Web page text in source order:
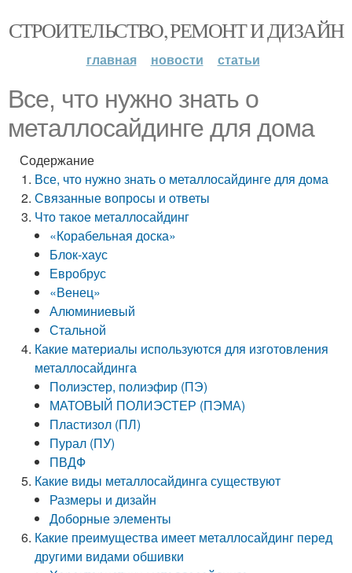
СТРОИТЕЛЬСТВО, РЕМОНТ И ДИЗАЙН
главная новости статьи
Все, что нужно знать о
металлосайдинге для дома
Содержание
Все, что нужно знать о металлосайдинге для дома
Связанные вопросы и ответы
Что такое металлосайдинг
«Корабельная доска»
Блок-хаус
Евробрус
«Венец»
Алюминиевый
Стальной
Какие материалы используются для изготовления
металлосайдинга
Полиэстер, полиэфир (ПЭ)
МАТОВЫЙ ПОЛИЭСТЕР (ПЭМА)
Пластизол (ПЛ)
Пурал (ПУ)
ПВДФ
Какие виды металлосайдинга существуют
Размеры и дизайн
Доборные элементы
Какие преимущества имеет металлосайдинг перед
другими видами обшивки